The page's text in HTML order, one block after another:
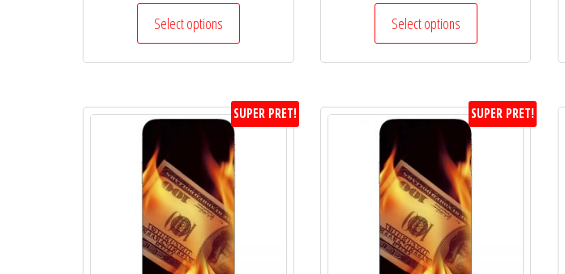
Select options Select options
SUPER PRET! SUPER PRET!